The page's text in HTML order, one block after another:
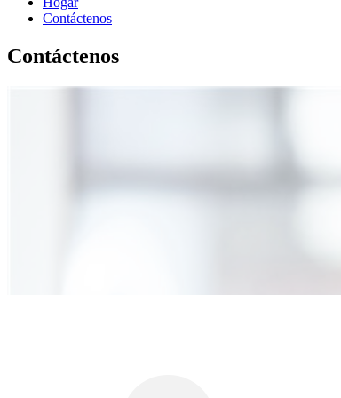
Contáctenos
Contáctenos